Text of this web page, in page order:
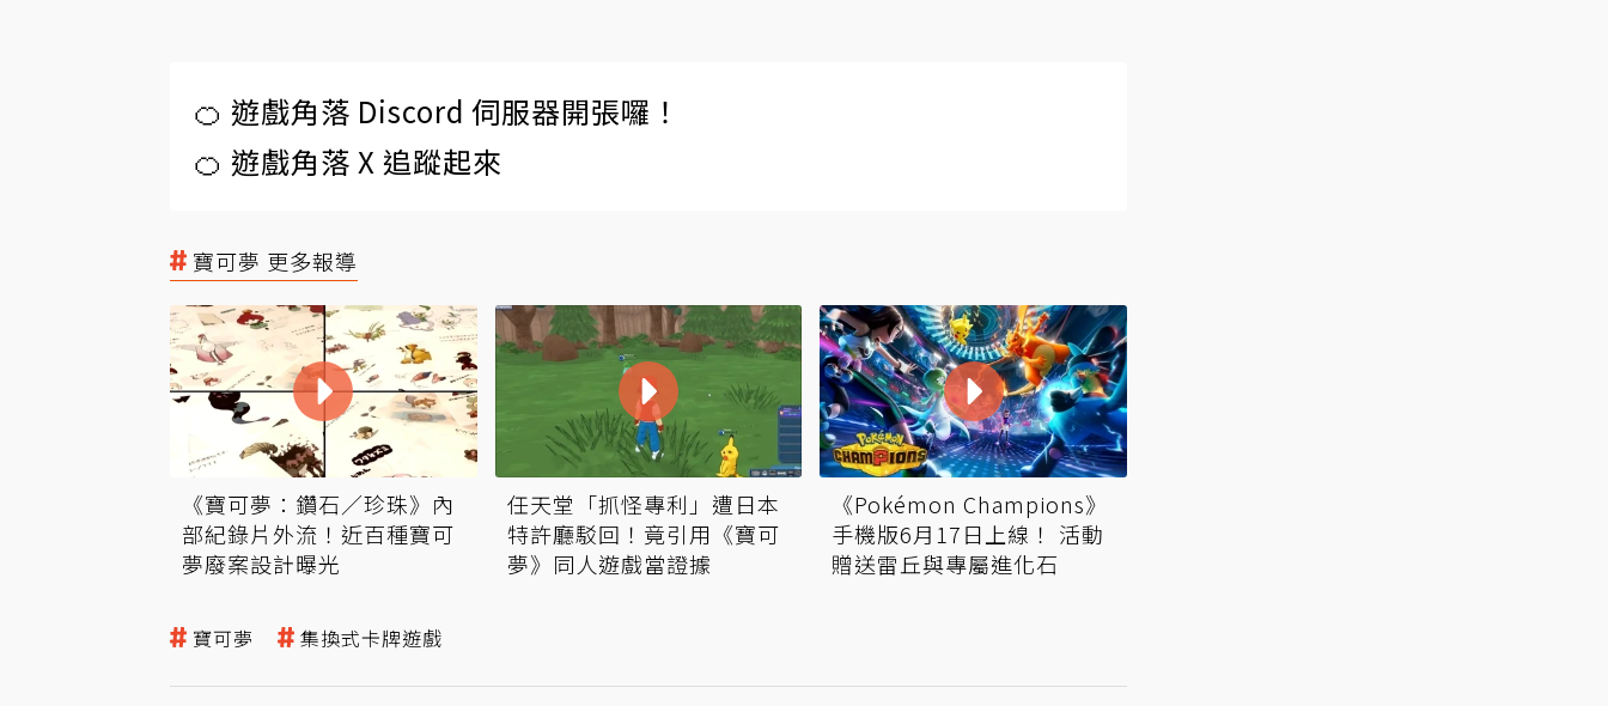
🍊 遊戲角落 Discord 伺服器開張囉！
🍊 遊戲角落 X 追蹤起來
寶可夢 更多報導
《寶可夢：鑽石／珍珠》內
部紀錄片外流！近百種寶可
夢廢案設計曝光
任天堂「抓怪專利」遭日本
特許廳駁回！竟引用《寶可
夢》同人遊戲當證據
《Pokémon Champions》
手機版6月17日上線！ 活動
贈送雷丘與專屬進化石
寶可夢 集換式卡牌遊戲